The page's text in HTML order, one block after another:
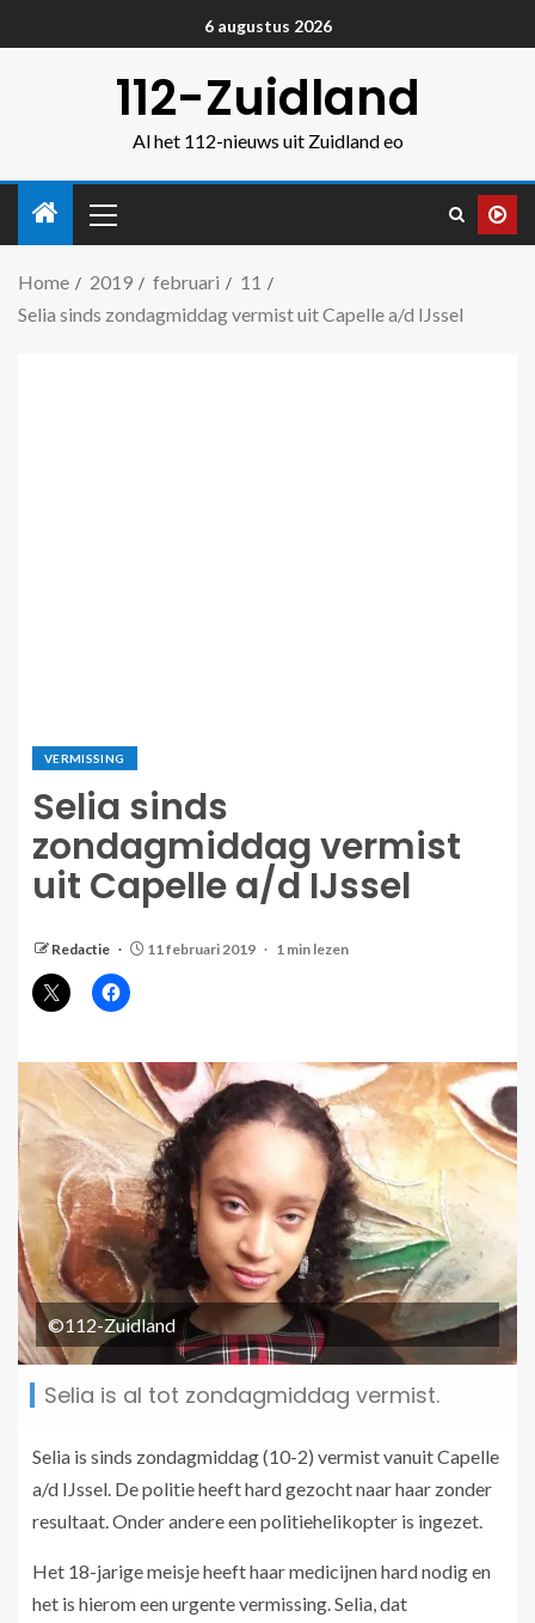
6 augustus 2026
112-Zuidland
Al het 112-nieuws uit Zuidland eo
Home 2019 februari
11
Selia sinds zondagmiddag vermist uit Capelle a/d IJssel
VERMISSING
Selia sinds
zondagmiddag vermist
uit Capelle a/d IJssel
Redactie 11 februari 2019 1 min lezen
©112-Zuidland
Selia is al tot zondagmiddag vermist.
Selia is sinds zondagmiddag (10-2) vermist vanuit Capelle
a/d IJssel. De politie heeft hard gezocht naar haar zonder
resultaat. Onder andere een politiehelikopter is ingezet.
Het 18-jarige meisje heeft haar medicijnen hard nodig en
het is hierom een urgente vermissing. Selia, dat